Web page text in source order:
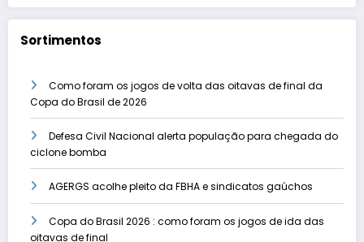
Sortimentos
Como foram os jogos de volta das oitavas de final da
Copa do Brasil de 2026
Defesa Civil Nacional alerta população para chegada do
ciclone bomba
AGERGS acolhe pleito da FBHA e sindicatos gaúchos
Copa do Brasil 2026 : como foram os jogos de ida das
oitavas de final